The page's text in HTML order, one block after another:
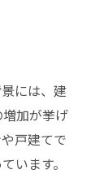
には、建
加が挙げ
戸建てで
います。